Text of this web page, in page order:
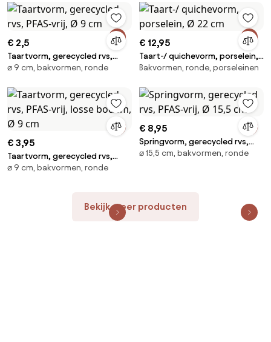
€ 2,5
Taartvorm, gerecycled rvs,
PFAS-vrij, Ø 9 cm
⌀ 9 cm, bakvormen, ronde
€ 12,95
Taart-/ quichevorm, porselein,
Ø 22 cm
Bakvormen, ronde, porseleinen
€ 3,95
Taartvorm, gerecycled rvs,
PFAS-vrij, losse bodem, Ø 9 cm
⌀ 9 cm, bakvormen, ronde
€ 8,95
Springvorm, gerecycled rvs,
PFAS-vrij, Ø 15,5 cm
⌀ 15,5 cm, bakvormen, ronde
Bekijk meer producten